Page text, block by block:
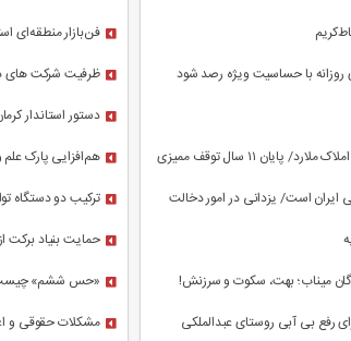
با حساسیت ویژه رصد شود
است/ یزدانی در امور دخالت
میناب؛ بهت، سکوت و سرزنش!
رفع بی آبی روستای عبدالملکی
فن‌بازار منطقه‌ای
ظرفیت شرکت های
دستور استاندار
بنیان
هم‌افزایی پارک
ارتقای شرکت‌های
ترکیب دو دستگاه
حمایت بنیاد برکت
«حس ششم» چیست؟
مشکلات حقوقی و